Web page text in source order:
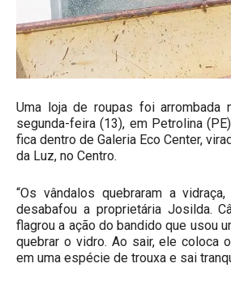
Uma loja de roupas foi arrombada
segunda-feira (13), em Petrolina
fica dentro de Galeria Eco Center,
da Luz, no Centro.
“Os vândalos quebraram a vidraça,
desabafou a proprietária Josilda.
flagrou a ação do bandido que usou
quebrar o vidro. Ao sair, ele coloca
em uma espécie de trouxa e sai